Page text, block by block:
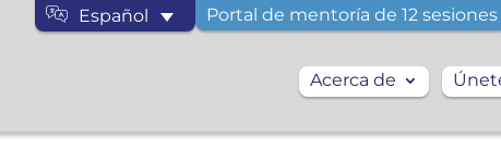
Español Portal de mentoría de 12 sesiones
Acerca de